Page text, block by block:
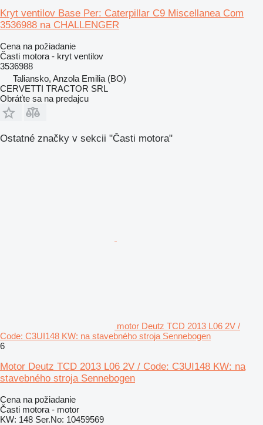
Kryt ventilov Base Per: Caterpillar C9 Miscellanea Com
3536988 na CHALLENGER
Cena na požiadanie
Časti motora - kryt ventilov
3536988
Taliansko, Anzola Emilia (BO)
CERVETTI TRACTOR SRL
Obráťte sa na predajcu
Ostatné značky v sekcii "Časti motora"
motor Deutz TCD 2013 L06 2V /
Code: C3UI148 KW: na stavebného stroja Sennebogen
6
Motor Deutz TCD 2013 L06 2V / Code: C3UI148 KW: na
stavebného stroja Sennebogen
Cena na požiadanie
Časti motora - motor
KW: 148 Ser.No: 10459569